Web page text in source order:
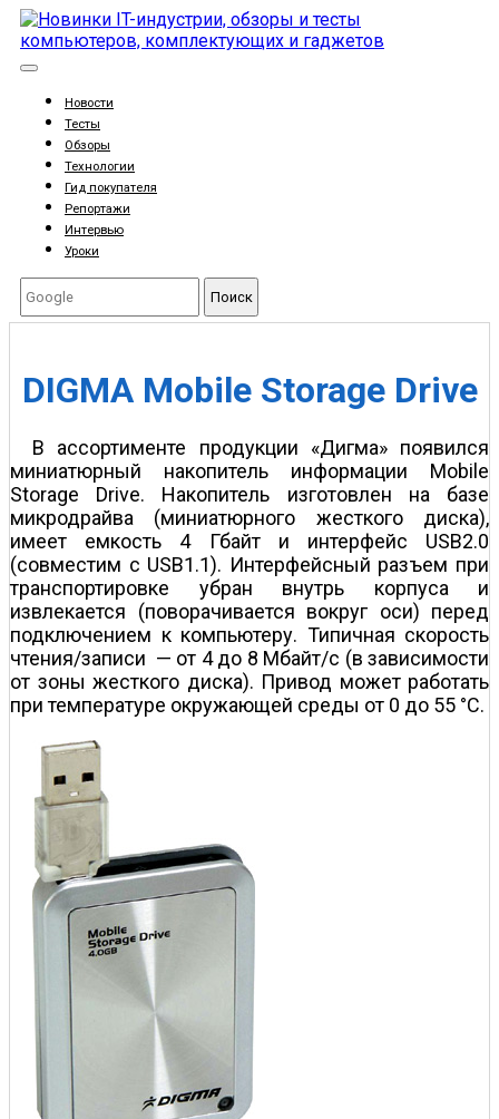
Новости
Тесты
Обзоры
Технологии
Гид покупателя
Репортажи
Интервью
Уроки
Поиск
DIGMA Mobile Storage Drive
В ассортименте продукции «Дигма» появился
миниатюрный накопитель информации Mobile
Storage Drive. Накопитель изготовлен на базе
микродрайва (миниатюрного жесткого диска),
имеет емкость 4 Гбайт и интерфейс USB2.0
(совместим с USB1.1). Интерфейсный разъем при
транспортировке убран внутрь корпуса и
извлекается (поворачивается вокруг оси) перед
подключением к компьютеру. Типичная скорость
чтения/записи — от 4 до 8 Мбайт/с (в зависимости
от зоны жесткого диска). Привод может работать
при температуре окружающей среды от 0 до 55 °С.